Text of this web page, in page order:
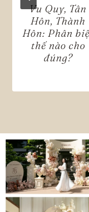
Vu Quy, Tân
Hôn, Thành
Hôn: Phân
thế nào cho
đúng?